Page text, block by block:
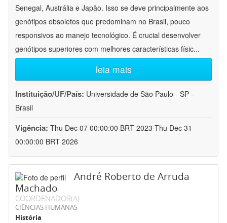
Senegal, Austrália e Japão. Isso se deve principalmente aos
genótipos obsoletos que predominam no Brasil, pouco
responsivos ao manejo tecnológico. É crucial desenvolver
genótipos superiores com melhores características físic...
leia mais
Instituição/UF/País: Universidade de São Paulo - SP -
Brasil
Vigência: Thu Dec 07 00:00:00 BRT 2023-Thu Dec 31
00:00:00 BRT 2026
André Roberto de Arruda
Machado
COORDENADOR(A)
CIÊNCIAS HUMANAS
História